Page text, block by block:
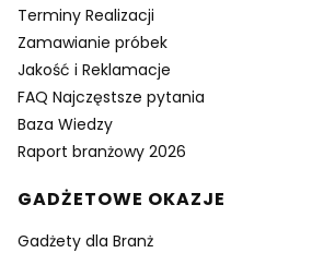
Terminy Realizacji
Zamawianie próbek
Jakość i Reklamacje
FAQ Najczęstsze pytania
Baza Wiedzy
Raport branżowy 2026
GADŻETOWE OKAZJE
Gadżety dla Branż